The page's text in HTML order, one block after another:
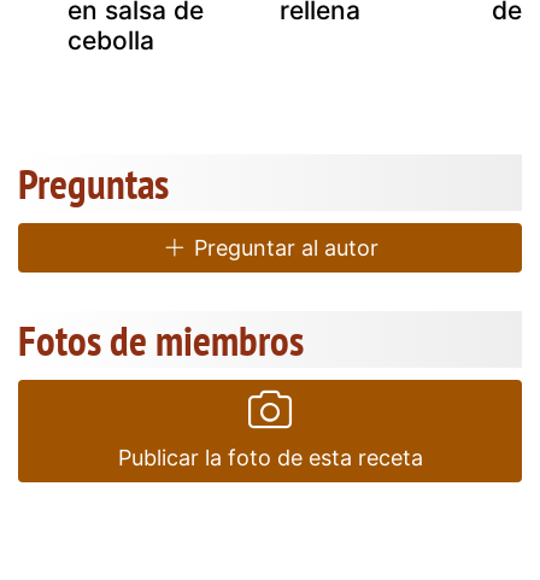
en salsa de
cebolla
rellena
de
Preguntas
Preguntar al autor
Fotos de miembros
Publicar la foto de esta receta